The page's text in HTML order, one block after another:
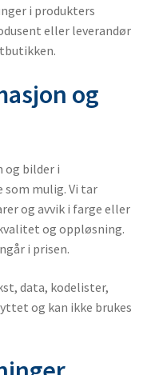
i produkters
eller leverandør
og
bilder i
mulig. Vi tar
og avvik i farge eller
og oppløsning.
i prisen.
data, kodelister,
og kan ikke brukes